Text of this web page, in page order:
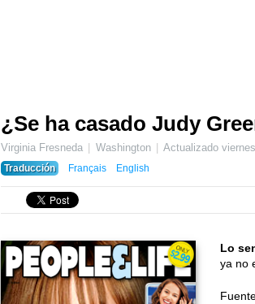
¿Se ha casado Judy
Virginia Fresneda Washington Actualizado
Traducción
Français English
Lo
ya no